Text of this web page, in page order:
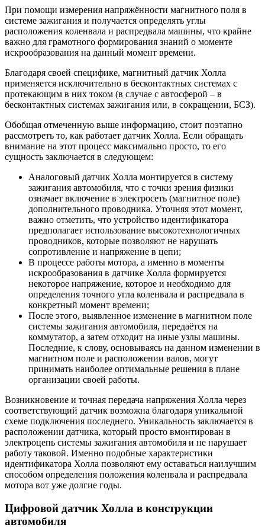
При помощи измерения напряжённости магнитного поля в
системе зажигания и получается определять углы
расположения коленвала и распредвала машины, что крайне
важно для грамотного формирования знаний о моменте
искрообразования на данный момент времени.
Благодаря своей специфике, магнитный датчик Холла
применяется исключительно в бесконтактных системах с
протекающим в них током (в случае с автосферой – в
бесконтактных системах зажигания или, в сокращении, БСЗ).
Обобщая отмеченную выше информацию, стоит поэтапно
рассмотреть то, как работает датчик Холла. Если обращать
внимание на этот процесс максимально просто, то его
сущность заключается в следующем:
Аналоговый датчик Холла монтируется в систему
зажигания автомобиля, что с точки зрения физики
означает включение в электросеть (магнитное поле)
дополнительного проводника. Уточняя этот момент,
важно отметить, что устройство идентификатора
предполагает использование высокотехнологичных
проводников, которые позволяют не нарушать
сопротивление и напряжение в цепи;
В процессе работы мотора, а именно в моменты
искрообразования в датчике Холла формируется
некоторое напряжение, которое и необходимо для
определения точного угла коленвала и распредвала в
конкретный момент времени;
После этого, выявленное изменение в магнитном поле
системы зажигания автомобиля, передаётся на
коммутатор, а затем отходит на иные узлы машины.
Последние, к слову, основываясь на данном изменении в
магнитном поле и расположении валов, могут
принимать наиболее оптимальные решения в плане
организации своей работы.
Возникновение и точная передача напряжения Холла через
соответствующий датчик возможна благодаря уникальной
схеме подключения последнего. Уникальность заключается в
расположении датчика, который просто вмонтирован в
электроцепь системы зажигания автомобиля и не нарушает
работу таковой. Именно подобные характеристики
идентификатора Холла позволяют ему оставаться наилучшим
способом определения положения коленвала и распредвала
мотора вот уже долгие годы.
Цифровой датчик Холла в конструкции
автомобиля